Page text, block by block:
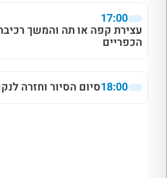
17:00
עצירת קפה או תה והמשך
הכפריים
18:00סיום הסיור וחזרה